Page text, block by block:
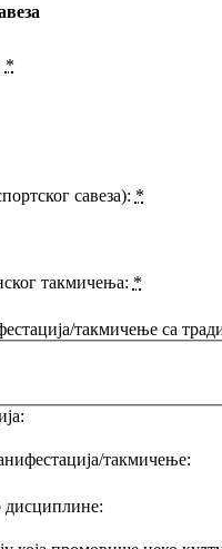
*
савеза): *
такмичења: *
такмичење са
такмичење:
дисциплине: